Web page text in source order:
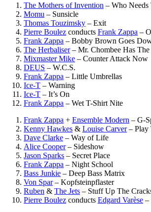
The Mothers of Invention – Who Needs
Momu – Sunsicle
Thomas Touzimsky – Exit
Pierre Boulez conducts Frank Zappa –
Frank Zappa – Bobby Brown Goes
The Herbaliser– Mr. Chombee Has
Mixmaster Mike – Counter Attack Now
DEUS – W.C.S.
Frank Zappa – Little Umbrellas
Ice-T – Warning
Ice-T – It’s On
Frank Zappa – Wet T-Shirt Nite
Frank Zappa + Ensemble Modern – G-
Kenny Hawkes & Louise Carver– Play
Dave Clarke – Way of Life
Alice Cooper– Sideshow
Jason Sparks – Secret Place
Frank Zappa – Night School
Bass Junkie – Deep Bass Matrix
Von Spar– Kopfsteinpflaster
Ruben & The Jets – Stuff Up The
Pierre Boulez conducts Edgard Varèse –